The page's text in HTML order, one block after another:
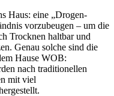
Haus: eine „Drogen-
vorzubeugen – um die
Trocknen haltbar und
Genau solche sind die
Hause WOB:
nach traditionellen
mit viel